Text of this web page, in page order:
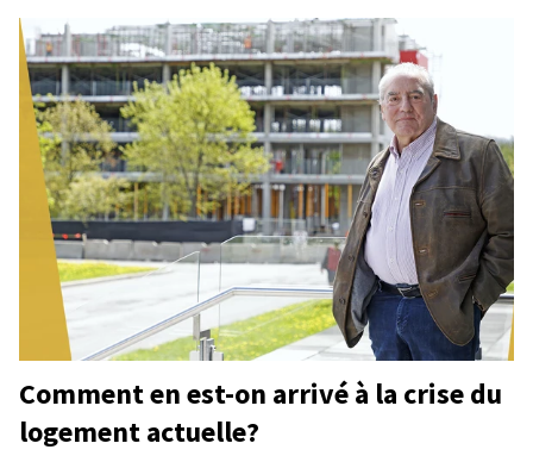
Comment en est-on arrivé à la crise du
logement actuelle?